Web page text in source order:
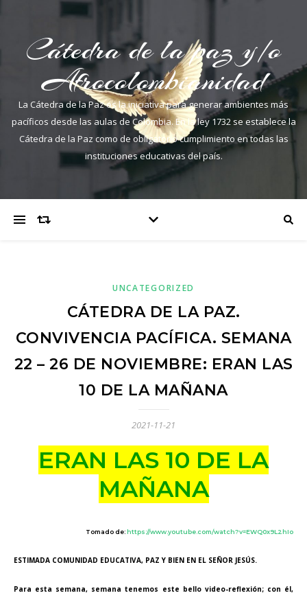
Cátedra de la paz y/o
Afrocolombianidad
La Cátedra de la Paz es la iniciativa para generar ambientes más
pacíficos desde las aulas de Colombia. En la ley 1732 se establece la
Cátedra de la Paz como de obligatorio cumplimiento en todas las
instituciones educativas del país.
UNCATEGORIZED
CÁTEDRA DE LA PAZ.
CONVIVENCIA PACÍFICA. SEMANA
22 – 26 DE NOVIEMBRE: ERAN LAS
10 DE LA MAÑANA
2021-11-21
ERAN LAS 10 DE LA
MAÑANA
Tomado de:https://www.youtube.com/watch?v=EWQ0x9L2hIo
ESTIMADA COMUNIDAD EDUCATIVA, PAZ Y BIEN EN EL SEÑOR JESÚS.
Para esta semana, semana tenemos este bello video-reflexión; con él,